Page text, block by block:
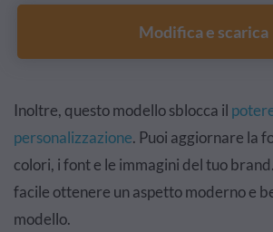
Modifica e scarica
Inoltre, questo modello sblocca il
personalizzazione. Puoi aggiornare la
colori, i font e le immagini del tuo
facile ottenere un aspetto moderno e
modello.